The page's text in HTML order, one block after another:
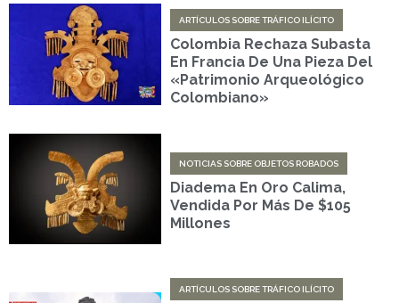
ARTÍCULOS SOBRE TRÁFICO ILÍCITO
Colombia Rechaza Subasta
En Francia De Una Pieza Del
«patrimonio Arqueológico
Colombiano»
NOTICIAS SOBRE OBJETOS ROBADOS
Diadema En Oro Calima,
Vendida Por Más De $105
Millones
ARTÍCULOS SOBRE TRÁFICO ILÍCITO